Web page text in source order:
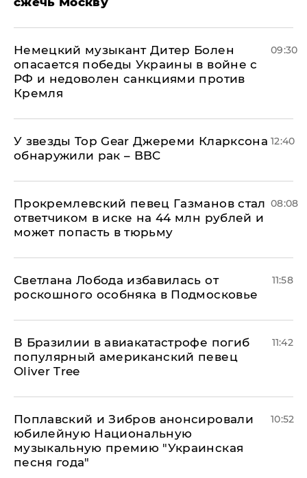
Немецкий музыкант Дитер Болен
опасается победы Украины в войне с
РФ и недоволен санкциями против
Кремля
09:30
У звезды Top Gear Джереми Кларксона
обнаружили рак – BBC
12:40
Прокремлевский певец Газманов стал
ответчиком в иске на 44 млн рублей и
может попасть в тюрьму
08:08
Светлана Лобода избавилась от
роскошного особняка в Подмосковье
11:58
В Бразилии в авиакатастрофе погиб
популярный американский певец
Oliver Tree
11:42
Поплавский и Зибров анонсировали
юбилейную Национальную
музыкальную премию "Украинская
песня года"
10:52